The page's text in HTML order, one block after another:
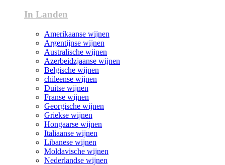
In Landen
Amerikaanse wijnen
Argentijnse wijnen
Australische wijnen
Azerbeidzjaanse wijnen
Belgische wijnen
chileense wijnen
Duitse wijnen
Franse wijnen
Georgische wijnen
Griekse wijnen
Hongaarse wijnen
Italiaanse wijnen
Libanese wijnen
Moldavische wijnen
Nederlandse wijnen